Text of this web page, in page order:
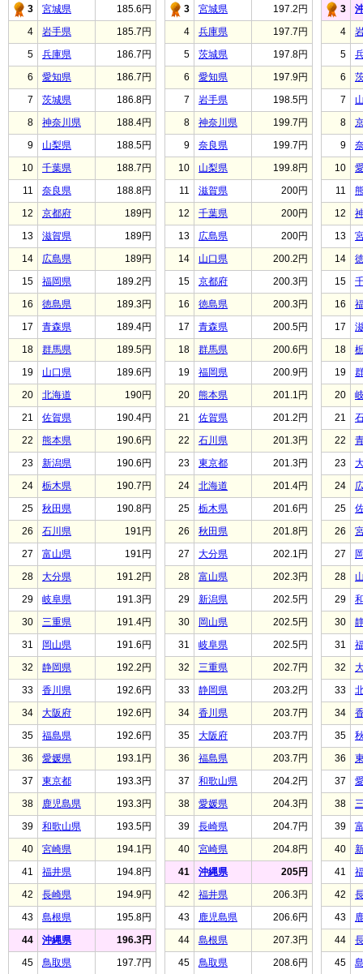
3
宮城県
185.6円
4
岩手県
185.7円
5
兵庫県
186.7円
6
愛知県
186.7円
7
茨城県
186.8円
8
神奈川県
188.4円
9
山梨県
188.5円
10
千葉県
188.7円
11
奈良県
188.8円
12
京都府
189円
13
滋賀県
189円
14
広島県
189円
15
福岡県
189.2円
16
徳島県
189.3円
17
青森県
189.4円
18
群馬県
189.5円
19
山口県
189.6円
20
北海道
190円
21
佐賀県
190.4円
22
熊本県
190.6円
23
新潟県
190.6円
24
栃木県
190.7円
25
秋田県
190.8円
26
石川県
191円
27
富山県
191円
28
大分県
191.2円
29
岐阜県
191.3円
30
三重県
191.4円
31
岡山県
191.6円
32
静岡県
192.2円
33
香川県
192.6円
34
大阪府
192.6円
35
福島県
192.6円
36
愛媛県
193.1円
37
東京都
193.3円
38
鹿児島県
193.3円
39
和歌山県
193.5円
40
宮崎県
194.1円
41
福井県
194.8円
42
長崎県
194.9円
43
島根県
195.8円
44
沖縄県
196.3円
45
鳥取県 197.7円
3
宮城県
197.2円
4
兵庫県
197.7円
5
茨城県
197.8円
6
愛知県
197.9円
7
岩手県
198.5円
8
神奈川県
199.7円
9
奈良県
199.7円
10
山梨県
199.8円
11
滋賀県
200円
12
千葉県
200円
13
広島県
200円
14
山口県
200.2円
15
京都府
200.3円
16
徳島県
200.3円
17
青森県
200.5円
18
群馬県
200.6円
19
福岡県
200.9円
20
熊本県
201.1円
21
佐賀県
201.2円
22
石川県
201.3円
23
東京都
201.3円
24
北海道
201.4円
25
栃木県
201.6円
26
秋田県
201.8円
27
大分県
202.1円
28
富山県
202.3円
29
新潟県
202.5円
30
岡山県
202.5円
31
岐阜県
202.5円
32
三重県
202.7円
33
静岡県
203.2円
34
香川県
203.7円
35
大阪府
203.7円
36
福島県
203.7円
37
和歌山県
204.2円
38
愛媛県
204.3円
39
長崎県
204.7円
40
宮崎県
204.8円
41
沖縄県
205円
42
福井県
206.3円
43
鹿児島県
206.6円
44
島根県
207.3円
45
鳥取県 208.6円
3
4
5
6
7
8
9
10
11
12
13
14
15
16
17
18
19
20
21
22
23
24
25
26
27
28
29
30
31
32
33
34
35
36
37
38
39
40
41
42
43
44
45